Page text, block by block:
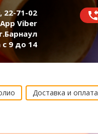
22-71-02
Viber
г.Барнаул
9 до 14
Доставка и оплата